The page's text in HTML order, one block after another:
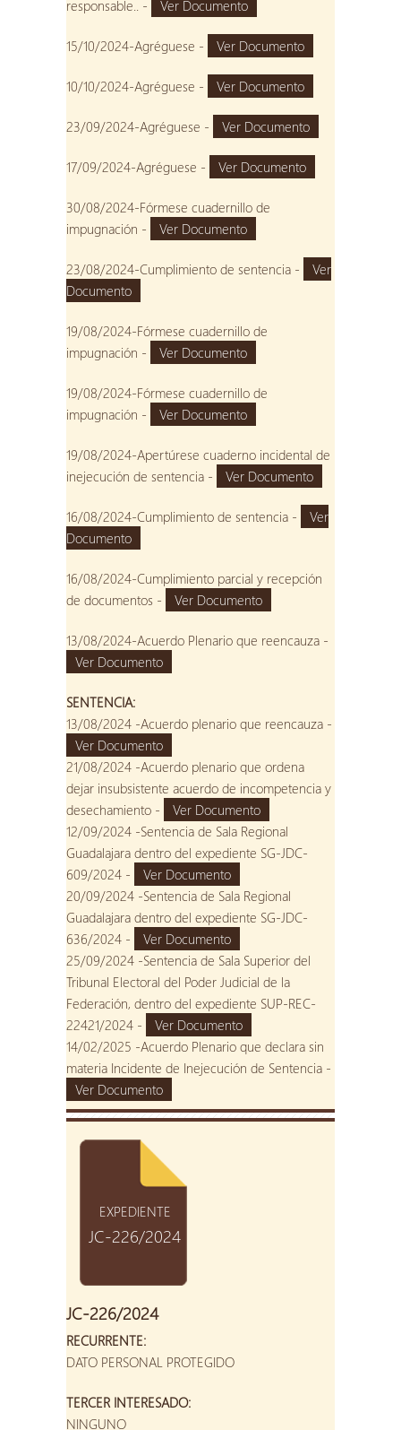
responsable.. -
Ver Documento
15/10/2024-Agréguese - Ver Documento
10/10/2024-Agréguese - Ver Documento
23/09/2024-Agréguese - Ver Documento
17/09/2024-Agréguese - Ver Documento
30/08/2024-Fórmese cuadernillo de
impugnación -
Ver Documento
23/08/2024-Cumplimiento de sentencia -
Ver
Documento
19/08/2024-Fórmese cuadernillo de
impugnación -
Ver Documento
19/08/2024-Fórmese cuadernillo de
impugnación -
Ver Documento
19/08/2024-Apertúrese cuaderno incidental de
inejecución de sentencia -
Ver Documento
16/08/2024-Cumplimiento de sentencia -
Ver
Documento
16/08/2024-Cumplimiento parcial y recepción
de documentos -
Ver Documento
13/08/2024-Acuerdo Plenario que reencauza -
Ver Documento
SENTENCIA:
13/08/2024 -Acuerdo plenario que reencauza -
Ver Documento
21/08/2024 -Acuerdo plenario que ordena
dejar insubsistente acuerdo de incompetencia y
desechamiento -
Ver Documento
12/09/2024 -Sentencia de Sala Regional
Guadalajara dentro del expediente SG-JDC-
609/2024 -
Ver Documento
20/09/2024 -Sentencia de Sala Regional
Guadalajara dentro del expediente SG-JDC-
636/2024 -
Ver Documento
25/09/2024 -Sentencia de Sala Superior del
Tribunal Electoral del Poder Judicial de la
Federación, dentro del expediente SUP-REC-
22421/2024 -
Ver Documento
14/02/2025 -Acuerdo Plenario que declara sin
materia Incidente de Inejecución de Sentencia -
Ver Documento
EXPEDIENTE
JC-226/2024
JC-226/2024
RECURRENTE:
DATO PERSONAL PROTEGIDO
TERCER INTERESADO:
NINGUNO